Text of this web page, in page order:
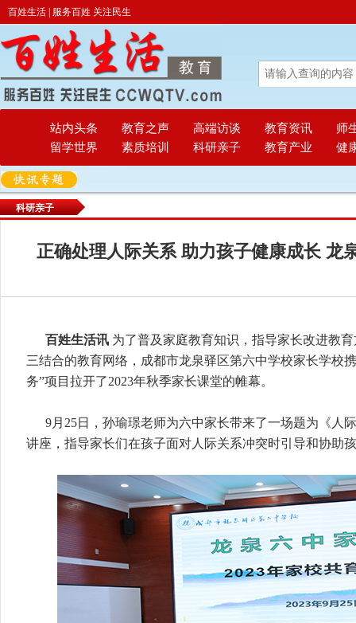
百姓生活 | 服务百姓 关注民生
站内头条 教育之声 高端访谈 教育资讯
师
留学世界
素质培训 科研亲子 教育产业 健
科研亲子
正确处理人际关系 助力孩子健康成长 龙
百姓生活讯 为了普及家庭教育知识，指导家长改进教
三结合的教育网络，成都市龙泉驿区第六中学校家长学校
务”项目拉开了2023年秋季家长课堂的帷幕。
9月25日，孙瑜璟老师为六中家长带来了一场题为《人
讲座，指导家长们在孩子面对人际关系冲突时引导和协助